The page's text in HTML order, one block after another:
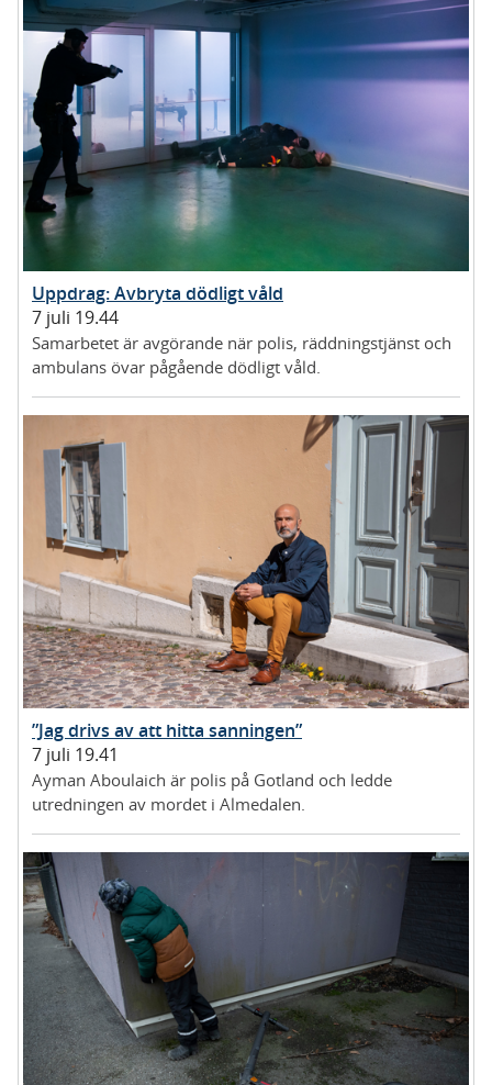
Uppdrag: Avbryta dödligt våld
7 juli 19.44
Samarbetet är avgörande när polis, räddningstjänst och
ambulans övar pågående dödligt våld.
”Jag drivs av att hitta sanningen”
7 juli 19.41
Ayman Aboulaich är polis på Gotland och ledde
utredningen av mordet i Almedalen.